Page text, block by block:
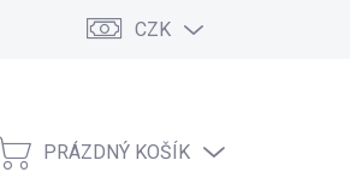
objednávka Náš příběh
CZK
NÁKUPNÍ
PRÁZDNÝ KOŠÍK